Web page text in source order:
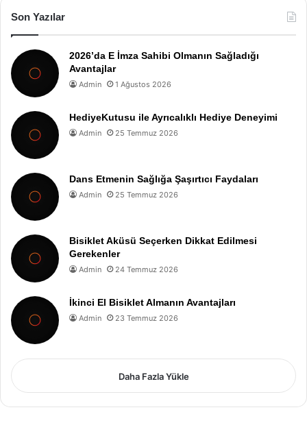
Son Yazılar
2026’da E İmza Sahibi Olmanın Sağladığı
Avantajlar
Admin 1 Ağustos 2026
HediyeKutusu ile Ayrıcalıklı Hediye Deneyimi
Admin 25 Temmuz 2026
Dans Etmenin Sağlığa Şaşırtıcı Faydaları
Admin 25 Temmuz 2026
Bisiklet Aküsü Seçerken Dikkat Edilmesi
Gerekenler
Admin 24 Temmuz 2026
İkinci El Bisiklet Almanın Avantajları
Admin 23 Temmuz 2026
Daha Fazla Yükle